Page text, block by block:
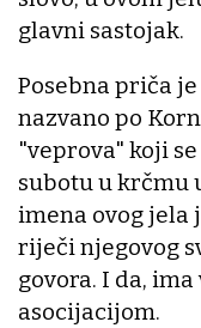
glavni sastojak.
Posebna priča
nazvano po
"veprova" koji
subotu u krčmu
imena ovog jela
riječi njegovog
govora. I da,
asocijacijom.